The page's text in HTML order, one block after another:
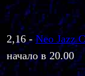
2,16 - Neo Jazz
начало в 20.00